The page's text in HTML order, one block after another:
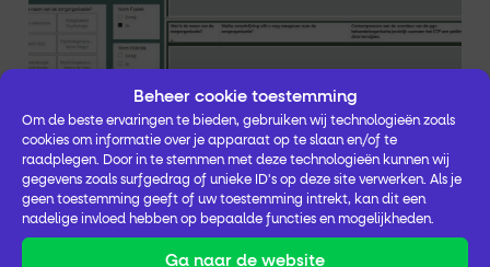
Beheer cookie toestemming
Om de beste ervaringen te bieden, gebruiken wij technologieën zoals
cookies om informatie over je apparaat op te slaan en/of te
raadplegen. Door in te stemmen met deze technologieën kunnen wij
gegevens zoals surfgedrag of unieke ID's op deze site verwerken. Als je
geen toestemming geeft of uw toestemming intrekt, kan dit een
nadelige invloed hebben op bepaalde functies en mogelijkheden.
Ga naar de website
Samengevat, het CTP: